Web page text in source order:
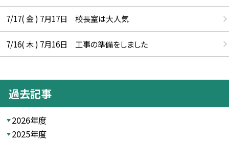
7/17( 金 ) 7月17日 校長室は大人気
7/16( 木 ) 7月16日 工事の準備をしました
過去記事
2026年度
2025年度